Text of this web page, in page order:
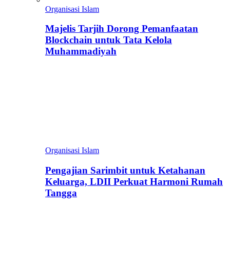
Organisasi Islam
Majelis Tarjih Dorong Pemanfaatan
Blockchain untuk Tata Kelola
Muhammadiyah
Organisasi Islam
Pengajian Sarimbit untuk Ketahanan
Keluarga, LDII Perkuat Harmoni Rumah
Tangga